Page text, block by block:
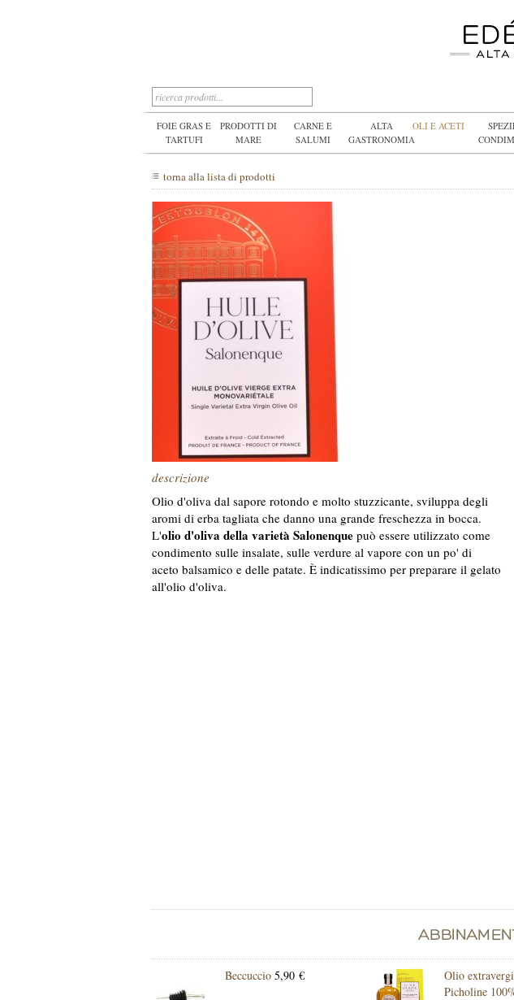
FOIE GRAS E
TARTUFI
PRODOTTI DI
MARE
CARNE E
SALUMI
ALTA
GASTRONOMIA
OLI E ACETI
torna alla lista di prodotti
descrizione
Olio d'oliva dal sapore rotondo e molto stuzzicante, sviluppa degli
aromi di erba tagliata che danno una grande freschezza in bocca.
L'olio d'oliva della varietà Salonenque può essere utilizzato come
condimento sulle insalate, sulle verdure al vapore con un po' di
aceto balsamico e delle patate. È indicatissimo per preparare il gelato
all'olio d'oliva.
Beccuccio 5,90 €
Olio
Picholine